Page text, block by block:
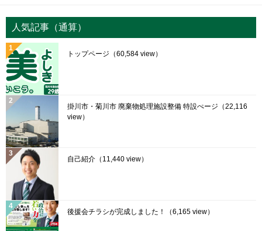
人気記事（通算）
トップページ （60,584 view）
掛川市・菊川市 廃棄物処理施設整備 特設ぺージ （22,116
view）
自己紹介 （11,440 view）
後援会チラシが完成しました！ （6,165 view）